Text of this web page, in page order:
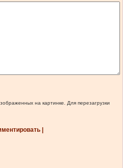
на картинке. Для перезагрузки
|